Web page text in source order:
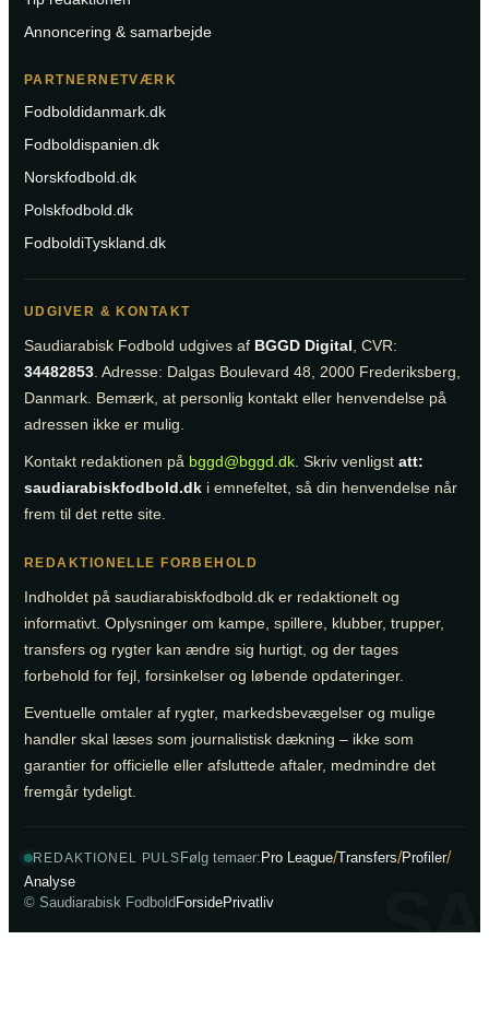
Annoncering & samarbejde
PARTNERNETVÆRK
Fodboldidanmark.dk
Fodboldispanien.dk
Norskfodbold.dk
Polskfodbold.dk
FodboldiTyskland.dk
UDGIVER & KONTAKT
Saudiarabisk Fodbold udgives af BGGD Digital , CVR:
34482853 . Adresse: Dalgas Boulevard 48, 2000 Frederiksberg,
Danmark. Bemærk, at personlig kontakt eller henvendelse på
adressen ikke er mulig.
Kontakt redaktionen på bggd@bggd.dk . Skriv venligst att:
saudiarabiskfodbold.dk i emnefeltet, så din henvendelse når
frem til det rette site.
REDAKTIONELLE FORBEHOLD
Indholdet på saudiarabiskfodbold.dk er redaktionelt og
informativt. Oplysninger om kampe, spillere, klubber, trupper,
transfers og rygter kan ændre sig hurtigt, og der tages
forbehold for fejl, forsinkelser og løbende opdateringer.
Eventuelle omtaler af rygter, markedsbevægelser og mulige
handler skal læses som journalistisk dækning – ikke som
garantier for officielle eller afsluttede aftaler, medmindre det
fremgår tydeligt.
REDAKTIONEL PULS Følg temaer: Pro League/Transfers/Profiler/
Analyse
© Saudiarabisk Fodbold ForsidePrivatliv